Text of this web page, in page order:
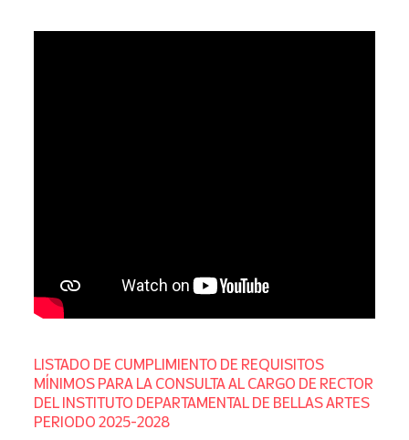
LISTADO DE CUMPLIMIENTO DE REQUISITOS
MÍNIMOS PARA LA CONSULTA AL CARGO DE RECTOR
DEL INSTITUTO DEPARTAMENTAL DE BELLAS ARTES
PERIODO 2025-2028